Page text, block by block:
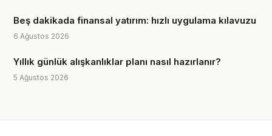
Beş dakikada finansal yatırım: hızlı uygulama kılavuzu
6 Ağustos 2026
Yıllık günlük alışkanlıklar planı nasıl hazırlanır?
5 Ağustos 2026